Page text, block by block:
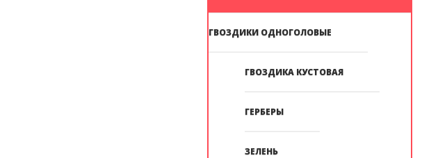
ГВОЗДИКИ ОДНОГОЛОВЫЕ
ГВОЗДИКА КУСТОВАЯ
ГЕРБЕРЫ
ЗЕЛЕНЬ